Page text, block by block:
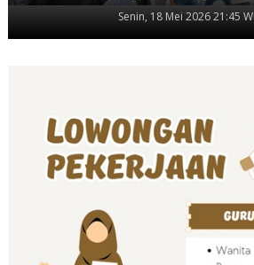
Senin, 18 Mei 2026 21:45